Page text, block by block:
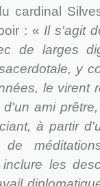
cardinal
: « Il s'agit
de larges
y
le virent
ami
à partir
les